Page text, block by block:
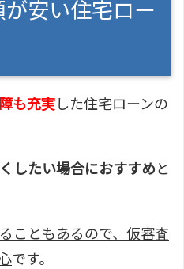
安い住宅ロー
も充実した住宅ローンの
したい場合におすすめと
こともあるので、仮審査
です。